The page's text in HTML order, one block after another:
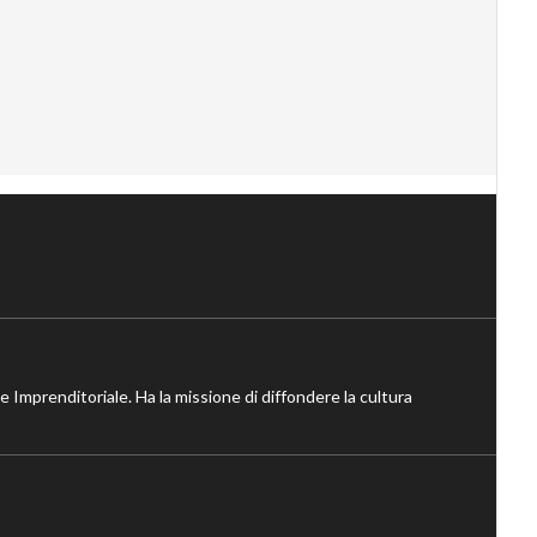
Ha la missione di diffondere la cultura